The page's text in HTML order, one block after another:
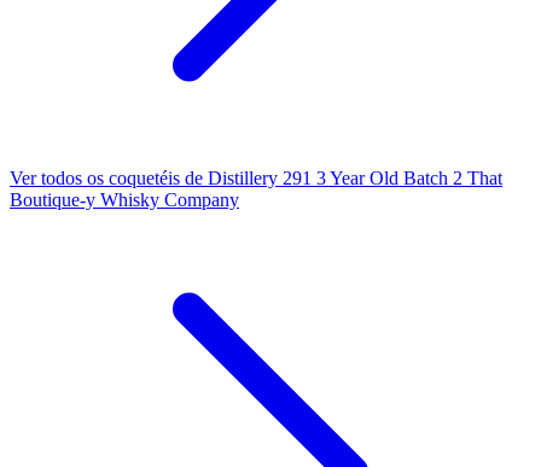
Ver todos os coquetéis de Distillery 291 3 Year Old Batch 2 That
Boutique-y Whisky Company